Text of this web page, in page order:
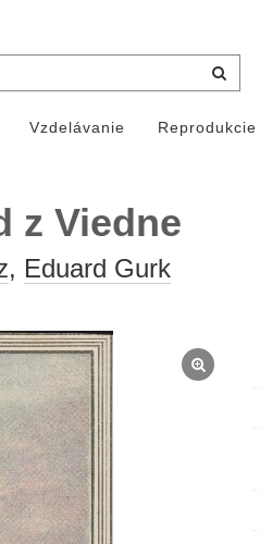
Vzdelávanie Reprodukcie
z Viedne
, Eduard Gurk